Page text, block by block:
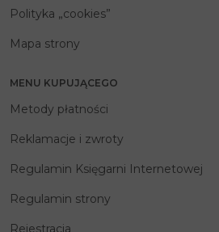
Polityka „cookies”
Mapa strony
MENU KUPUJĄCEGO
Metody płatności
Reklamacje i zwroty
Regulamin Księgarni Internetowej
Regulamin strony
Rejestracja